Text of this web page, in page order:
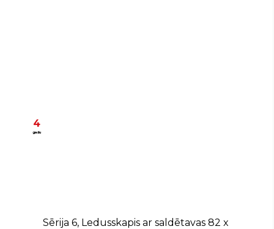
4
gadu
Sērija 6, Ledusskapis ar saldētavas 82 x